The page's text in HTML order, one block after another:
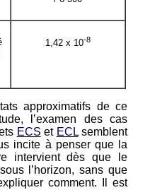
1,42 x 10-8
approximatifs de ce
l’examen des cas
ECS et ECLsemblent
incite à penser que la
intervient dès que le
l’horizon, sans que
comment. Il est